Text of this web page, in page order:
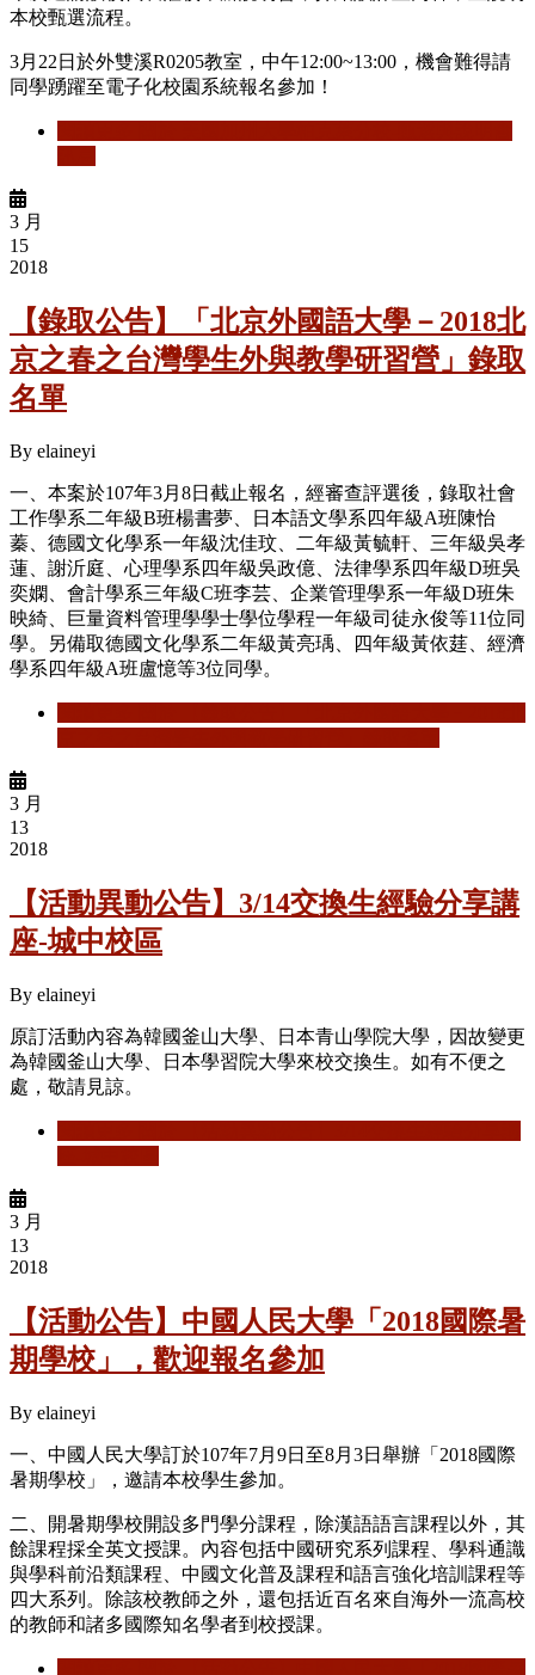
本校甄選流程。
3月22日於外雙溪R0205教室，中午12:00~13:00，機會難得請
同學踴躍至電子化校園系統報名參加！
3 月
15
2018
【錄取公告】「北京外國語大學－2018北
京之春之台灣學生外與教學研習營」錄取
名單
By elaineyi
一、本案於107年3月8日截止報名，經審查評選後，錄取社會
工作學系二年級B班楊書夢、日本語文學系四年級A班陳怡
蓁、德國文化學系一年級沈佳玟、二年級黃毓軒、三年級吳孝
蓮、謝沂庭、心理學系四年級吳政億、法律學系四年級D班吳
奕嫻、會計學系三年級C班李芸、企業管理學系一年級D班朱
映綺、巨量資料管理學學士學位學程一年級司徒永俊等11位同
學。另備取德國文化學系二年級黃亮瑀、四年級黃依莛、經濟
學系四年級A班盧憶等3位同學。
3 月
13
2018
【活動異動公告】3/14交換生經驗分享講
座-城中校區
By elaineyi
原訂活動內容為韓國釜山大學、日本青山學院大學， 因故變更
為韓國釜山大學、日本學習院大學來校交換生。 如有不便之
處，敬請見諒。
3 月
13
2018
【活動公告】中國人民大學「2018國際暑
期學校」，歡迎報名參加
By elaineyi
一、中國人民大學訂於107年7月9日至8月3日舉辦「2018國際
暑期學校」，邀請本校學生參加。
二、開暑期學校開設多門學分課程，除漢語語言課程以外，其
餘課程採全英文授課。內容包括中國研究系列課程、學科通識
與學科前沿類課程、中國文化普及課程和語言強化培訓課程等
四大系列。除該校教師之外，還包括近百名來自海外一流高校
的教師和諸多國際知名學者到校授課。